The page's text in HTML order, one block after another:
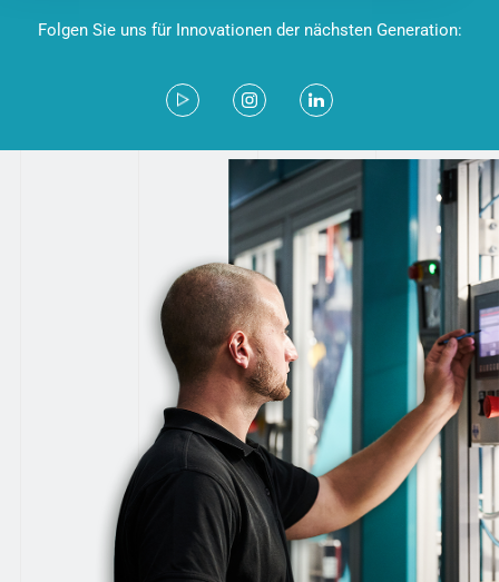
Folgen Sie uns für Innovationen der nächsten Generation: